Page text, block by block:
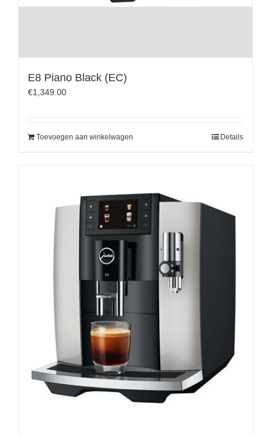
E8 Piano Black (EC)
€1,349.00
Toevoegen aan winkelwagen Details